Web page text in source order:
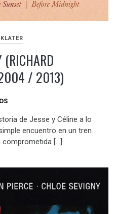
(RICHARD
/ 2013)
de Jesse y Céline a lo
encuentro en un tren
comprometida […]